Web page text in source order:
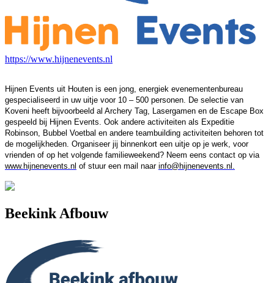
https://www.hijnenevents.nl
Hijnen Events uit Houten is een jong, energiek evenementenbureau
gespecialiseerd in uw uitje voor 10 – 500 personen. De selectie van
Koveni heeft bijvoorbeeld al Archery Tag, Lasergamen en de Escape Box
gespeeld bij Hijnen Events. Ook andere activiteiten als Expeditie
Robinson, Bubbel Voetbal en andere teambuilding activiteiten behoren tot
de mogelijkheden. Organiseer jij binnenkort een uitje op je werk, voor
vrienden of op het volgende familieweekend? Neem eens contact op via
www.hijnenevents.nl of stuur een mail naar info@hijnenevents.nl.
Beekink Afbouw